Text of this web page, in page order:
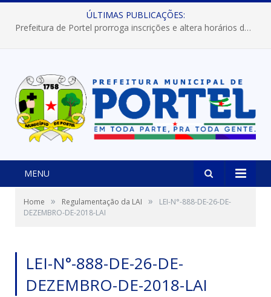
ÚLTIMAS PUBLICAÇÕES:
Prefeitura de Portel prorroga inscrições e altera horários dos concursos “Musa” e “Miss Mix Verão 2026”
MENU
Home » Regulamentação da LAI »
LEI-N°-888-DE-26-DE-
DEZEMBRO-DE-2018-LAI
LEI-N°-888-DE-26-DE-
DEZEMBRO-DE-2018-LAI